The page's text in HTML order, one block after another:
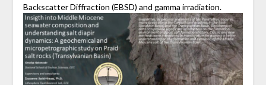
Backscatter Diffraction (EBSD) and gamma irradiation.